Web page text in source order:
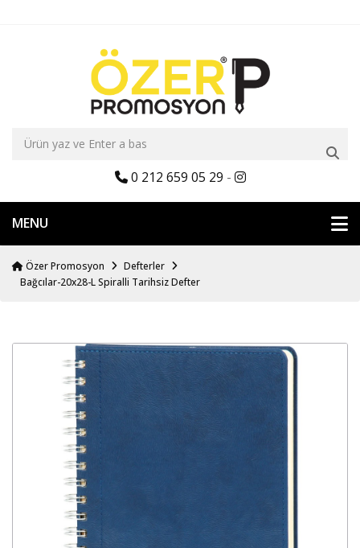
0 212 659 05 29 -
MENU
Özer Promosyon
Defterler
Bağcılar-20x28-L Spiralli Tarihsiz Defter